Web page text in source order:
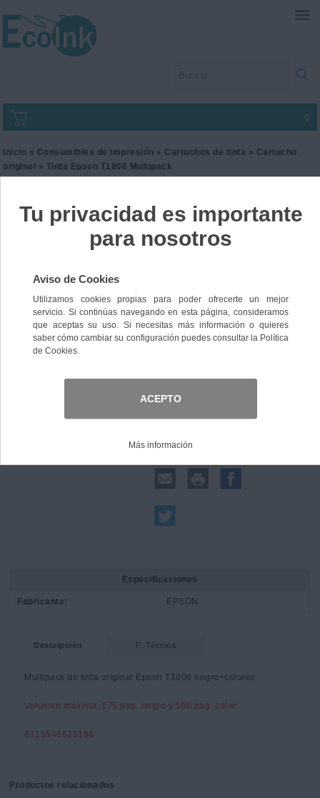
0
Inicio » Consumibles de impresión » Cartuchos de tinta » Cartucho
original
» Tinta Epson T1806 Multipack
Tinta Epson T1806
Ref. C13T180640
Compartir:
Especificaciones
Fabricante: EPSON
Descripción F. Técnica
Multipack de tinta original Epson T1806 negro+colores
Volumen máximo: 175 pag. negro y 180 pag. color
8715946625188
Productos relacionados